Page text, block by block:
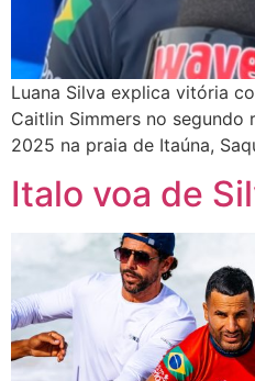
Luana Silva explica vitória
Caitlin Simmers no segundo
2025 na praia de Itaúna,
Italo voa de